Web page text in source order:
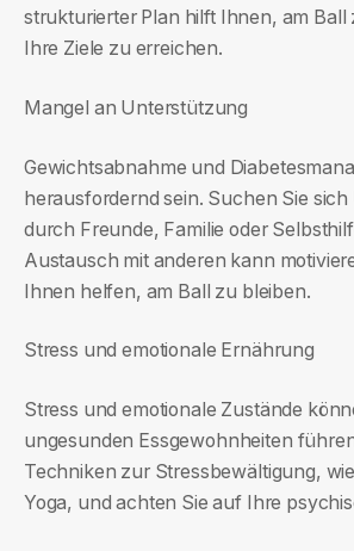
strukturierter Plan hilft Ihnen, am Ball
Ihre Ziele zu erreichen.
Mangel an Unterstützung
Gewichtsabnahme und
herausfordernd sein. Suchen Sie
durch Freunde, Familie oder
Austausch mit anderen kann
Ihnen helfen, am Ball zu bleiben.
Stress und emotionale Ernährung
Stress und emotionale Zustände
ungesunden Essgewohnheiten
Techniken zur Stressbewältigung,
Yoga, und achten Sie auf Ihre